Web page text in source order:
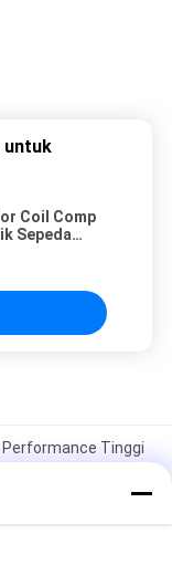
untuk
Coil Comp
Sepeda
Tinggi
untuk Pembeli